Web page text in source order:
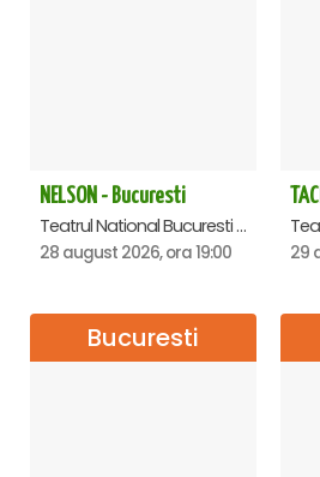
NELSON - Bucuresti
Teatrul National Bucuresti - Sala Ion Caramitru, Bucuresti
28 august 2026, ora 19:00 29
Bucuresti